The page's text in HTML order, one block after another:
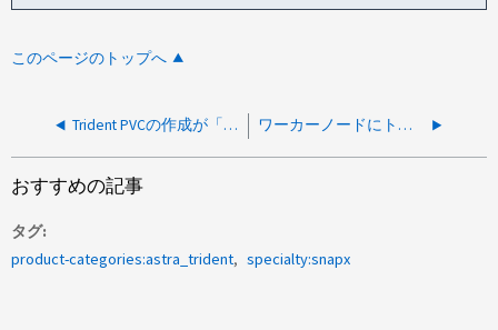
このページのトップへ
Trident PVCの作成が「Ruleset Not Found」で失敗する ワーカーノードにトポロジが設定されている場合、Trident PVCの導入が失敗します
おすすめの記事
タグ
product-categories:astra_trident
specialty:snapx